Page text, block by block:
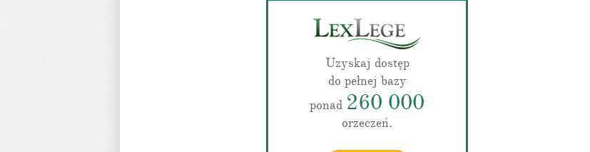
Uzyskaj dostęp
do pełnej bazy
ponad 260 000
orzeczeń.